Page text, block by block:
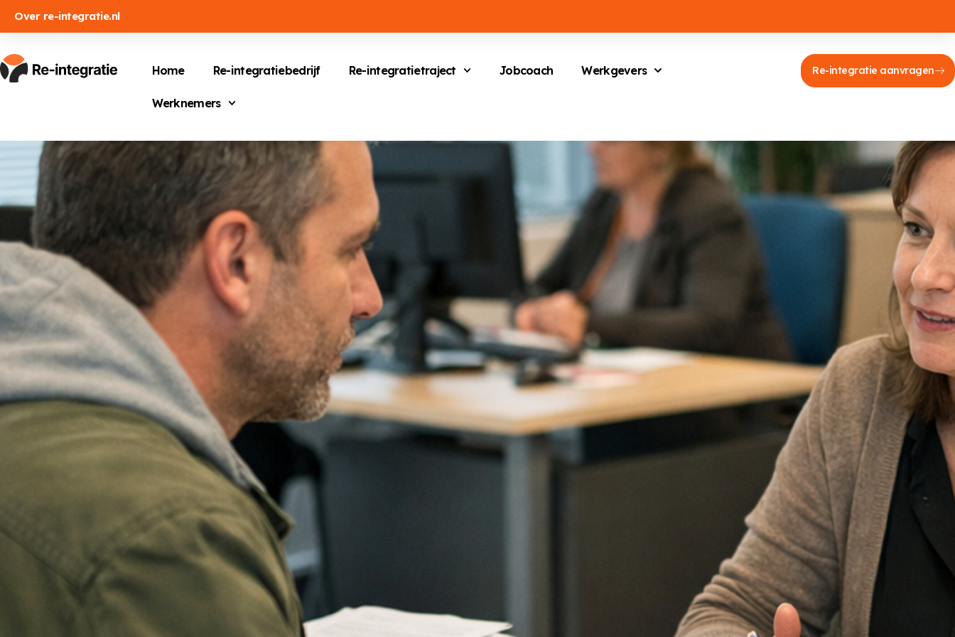
Over re-integratie.nl
Home Re-integratiebedrijf Re-integratietraject Jobcoach Werkgevers
Werknemers
Re-integratie aanvragen